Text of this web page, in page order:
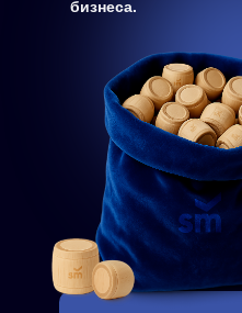
бизнеса.